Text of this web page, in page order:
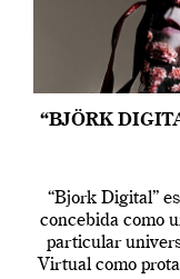
“BJÖRK
“Bjork Digital”
concebida como
particular
Virtual como